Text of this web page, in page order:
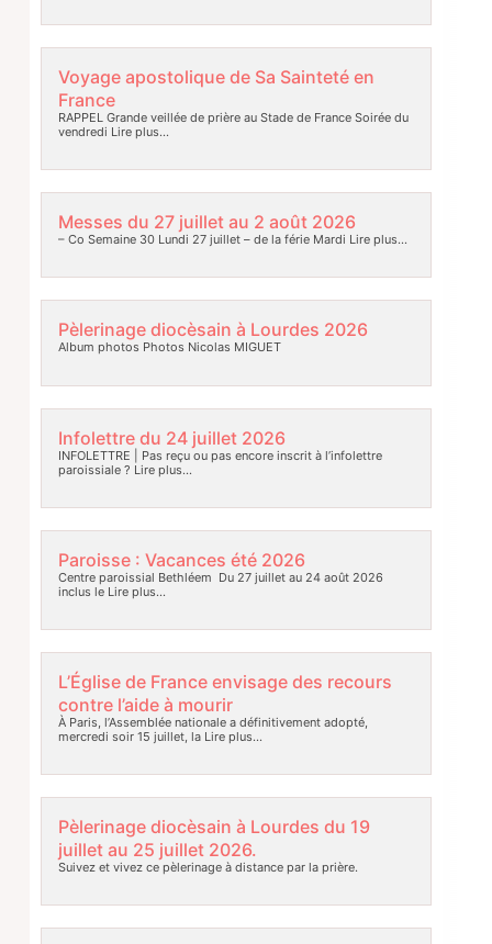
Voyage apostolique de Sa Sainteté en
France
RAPPEL Grande veillée de prière au Stade de France Soirée du
vendredi Lire plus…
Messes du 27 juillet au 2 août 2026
– Co Semaine 30 Lundi 27 juillet – de la férie Mardi Lire plus…
Pèlerinage diocèsain à Lourdes 2026
Album photos Photos Nicolas MIGUET
Infolettre du 24 juillet 2026
INFOLETTRE | Pas reçu ou pas encore inscrit à l’infolettre
paroissiale ? Lire plus…
Paroisse : Vacances été 2026
Centre paroissial Bethléem Du 27 juillet au 24 août 2026
inclus leLire plus…
L’Église de France envisage des recours
contre l’aide à mourir
À Paris, l’Assemblée nationale a définitivement adopté,
mercredi soir 15 juillet, laLire plus…
Pèlerinage diocèsain à Lourdes du 19
juillet au 25 juillet 2026.
Suivez et vivez ce pèlerinage à distance par la prière.